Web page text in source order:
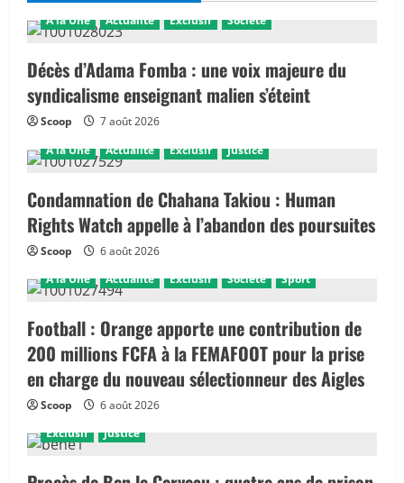
A la Une Actualité Exclusif Société
Décès d’Adama Fomba : une voix majeure du
syndicalisme enseignant malien s’éteint
Scoop
7 août 2026
A la Une
Actualité Exclusif Justice
Condamnation de Chahana Takiou : Human
Rights Watch appelle à l’abandon des poursuites
Scoop
6 août 2026
A la Une
Actualité Exclusif Société Sport
Football : Orange apporte une contribution de
200 millions FCFA à la FEMAFOOT pour la prise
en charge du nouveau sélectionneur des Aigles
Scoop
6 août 2026
Exclusif
Justice